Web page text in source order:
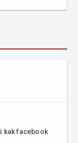
kak facebook